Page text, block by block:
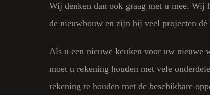
Wij denken dan ook graag met u mee. Wij
de nieuwbouw en zijn bij veel projecten dé
Als u een nieuwe keuken voor uw nieuwe
moet u rekening houden met vele
rekening te houden met de beschikbare